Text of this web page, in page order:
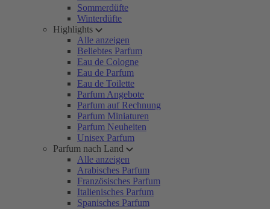
Sommerdüfte
Winterdüfte
Highlights
Alle anzeigen
Beliebtes Parfum
Eau de Cologne
Eau de Parfum
Eau de Toilette
Parfum Angebote
Parfum auf Rechnung
Parfum Miniaturen
Parfum Neuheiten
Unisex Parfum
Parfum nach Land
Alle anzeigen
Arabisches Parfum
Französisches Parfum
Italienisches Parfum
Spanisches Parfum